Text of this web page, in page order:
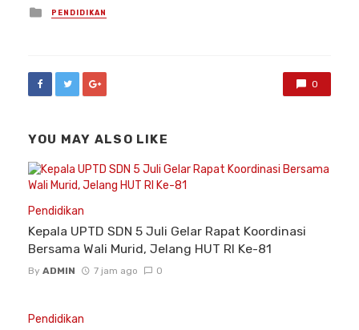
Posted
in
PENDIDIKAN
0
YOU MAY ALSO LIKE
Pendidikan
Kepala UPTD SDN 5 Juli Gelar Rapat Koordinasi
Bersama Wali Murid, Jelang HUT RI Ke-81
By ADMIN 7 jam ago 0
Pendidikan